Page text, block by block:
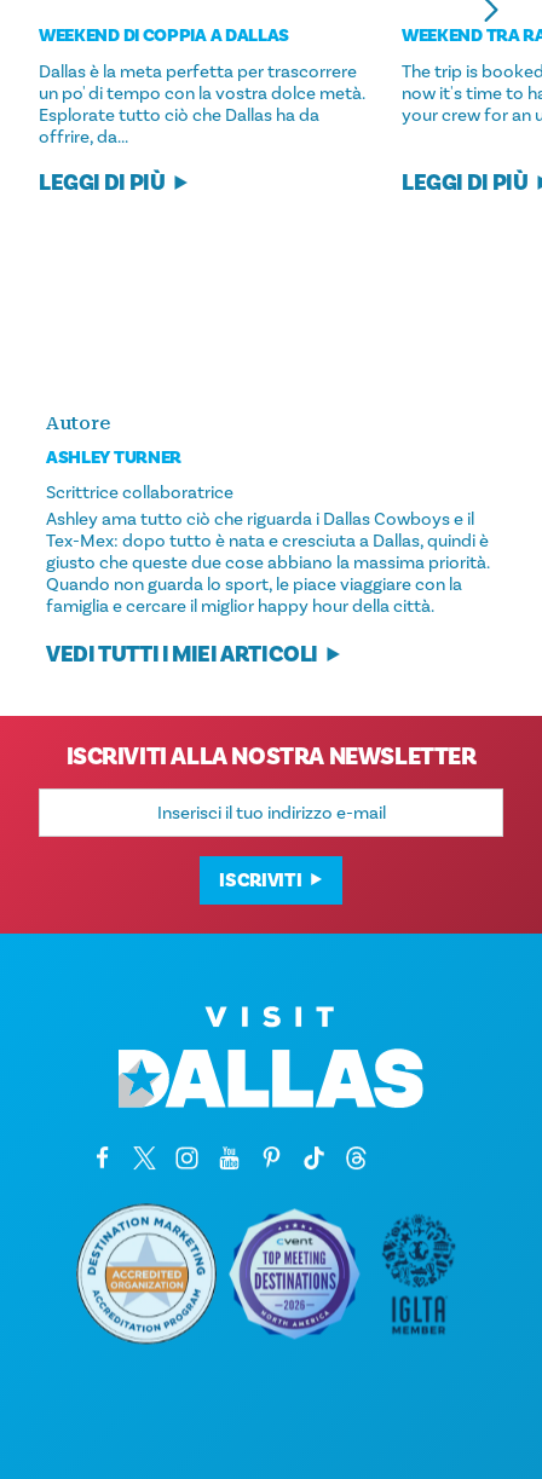
WEEKEND DI COPPIA A DALLAS
Dallas è la meta perfetta per trascorrere
un po' di tempo con la vostra dolce metà.
Esplorate tutto ciò che Dallas ha da
offrire, da...
LEGGI DI PIÙ
WEEKEND TRA
The trip is
now it's time to
your crew for an
LEGGI DI PIÙ
Autore
ASHLEY TURNER
Scrittrice collaboratrice
Ashley ama tutto ciò che riguarda i Dallas Cowboys e il
Tex-Mex: dopo tutto è nata e cresciuta a Dallas, quindi è
giusto che queste due cose abbiano la massima priorità.
Quando non guarda lo sport, le piace viaggiare con la
famiglia e cercare il miglior happy hour della città.
VEDI TUTTI I MIEI ARTICOLI
ISCRIVITI ALLA NOSTRA NEWSLETTER
Indirizzo
mail
ISCRIVITI